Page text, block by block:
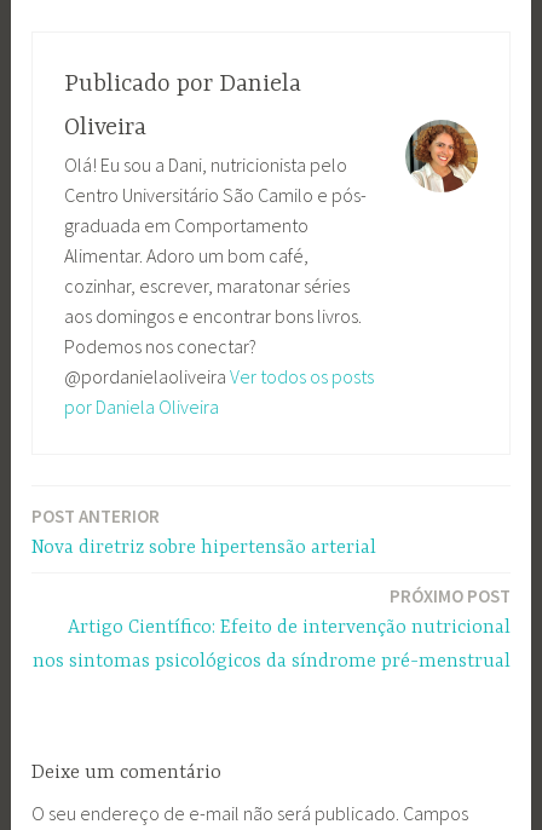
Publicado por Daniela
Oliveira
Olá! Eu sou a Dani, nutricionista pelo
Centro Universitário São Camilo e pós-
graduada em Comportamento
Alimentar. Adoro um bom café,
cozinhar, escrever, maratonar séries
aos domingos e encontrar bons livros.
Podemos nos conectar?
@pordanielaoliveira Ver todos os posts
por Daniela Oliveira
Navegação
POST ANTERIOR
Nova diretriz sobre hipertensão arterial
PRÓXIMO POST
Artigo Científico: Efeito de intervenção nutricional
nos sintomas psicológicos da síndrome pré-menstrual
Deixe um comentário
O seu endereço de e-mail não será publicado. Campos